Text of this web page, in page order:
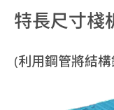
特長尺寸棧
(利用鋼管將結